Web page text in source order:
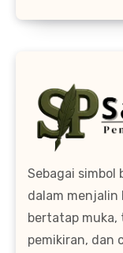
Sebagai
dalam menjalin
bertatap muka,
pemikiran, dan